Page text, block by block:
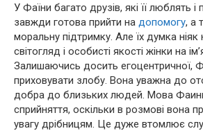
У Фаїни багато друзів, які її люблять
завжди готова прийти на допомогу, а
моральну підтримку. Але їх думка ніяк
світогляд і особисті якості жінки на
Залишаючись досить егоцентричної,
приховувати злобу. Вона уважна до
добра до близьких людей. Мова
сприйняття, оскільки в розмові вона
увагу дрібницям. Це дуже втомлює